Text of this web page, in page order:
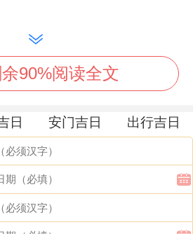
| 星期四| 天德（黄道
| 星期五| 白虎（黑道
| 星期日| 天牢（黑道
九| 星期四| 天德（黄道
90%阅读全文
日 安门吉日 出行吉日